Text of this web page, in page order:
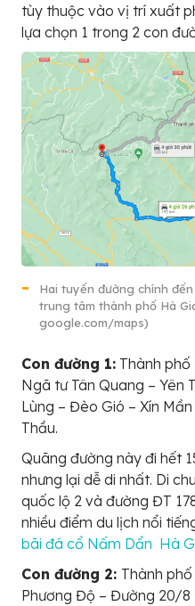
tùy thuộc vào vị trí xuất
lựa chọn 1 trong 2 con
Hai tuyến đường chính
trung tâm thành phố Hà
google.com/maps)
Con đường 1: Thành phố
Ngã tư Tân Quang – Yên
Lùng – Đèo Gió – Xín
Thầu.
Quãng đường này đi hết
nhưng lại dễ di nhất. Di
quốc lộ 2 và đường ĐT
nhiều điểm du lịch nổi
bãi đá cổ Nấm Dẩn Hà
Con đường 2: Thành
Phương Độ – Đường 20/8